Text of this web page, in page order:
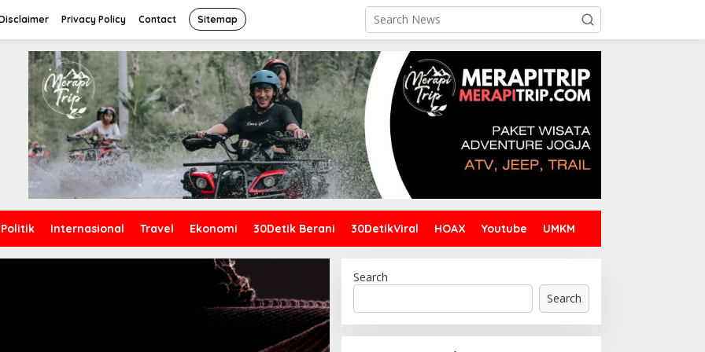
Privacy Policy Contact Sitemap
Politik Internasional Travel Ekonomi 30Detik Berani 30DetikViral HOAX Youtube UMKM
Search
Search